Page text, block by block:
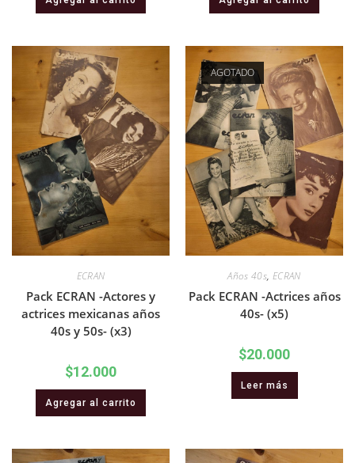
ECRAN
Pack ECRAN -Actores y
actrices mexicanas años
40s y 50s- (x3)
$12.000
Agregar al carrito
AGOTADO
Años 40s, ECRAN
Pack ECRAN -Actrices años
40s- (x5)
$20.000
Leer más